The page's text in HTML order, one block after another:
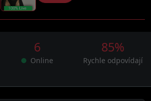
6
Online
85%
Rychle odpovídají